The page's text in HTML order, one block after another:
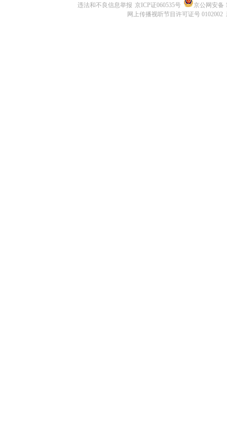
违法和不良信息举报 京ICP证060535号
京公网安备
网上传播视听节目许可证号 0102002